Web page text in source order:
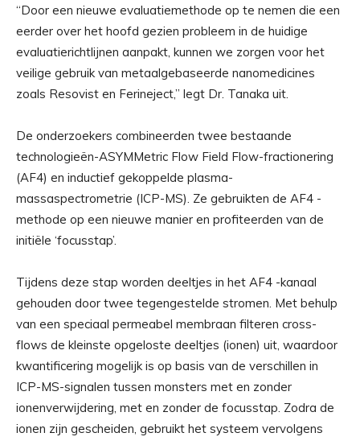
“Door een nieuwe evaluatiemethode op te nemen die een
eerder over het hoofd gezien probleem in de huidige
evaluatierichtlijnen aanpakt, kunnen we zorgen voor het
veilige gebruik van metaalgebaseerde nanomedicines
zoals Resovist en Ferineject,” legt Dr. Tanaka uit.
De onderzoekers combineerden twee bestaande
technologieën-ASYMMetric Flow Field Flow-fractionering
(AF4) en inductief gekoppelde plasma-
massaspectrometrie (ICP-MS). Ze gebruikten de AF4 -
methode op een nieuwe manier en profiteerden van de
initiële ‘focusstap’.
Tijdens deze stap worden deeltjes in het AF4 -kanaal
gehouden door twee tegengestelde stromen. Met behulp
van een speciaal permeabel membraan filteren cross-
flows de kleinste opgeloste deeltjes (ionen) uit, waardoor
kwantificering mogelijk is op basis van de verschillen in
ICP-MS-signalen tussen monsters met en zonder
ionenverwijdering, met en zonder de focusstap. Zodra de
ionen zijn gescheiden, gebruikt het systeem vervolgens